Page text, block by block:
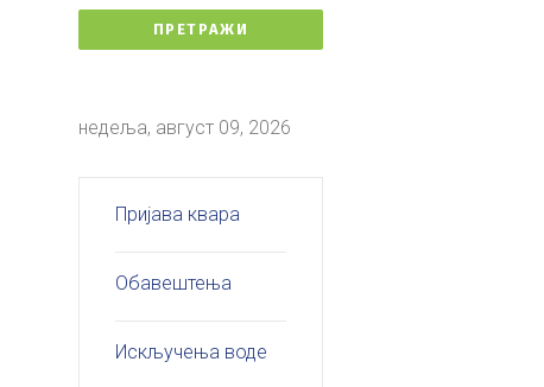
ПРЕТРАЖИ
недеља, август 09, 2026
Пријава квара
Обавештења
Искључења воде